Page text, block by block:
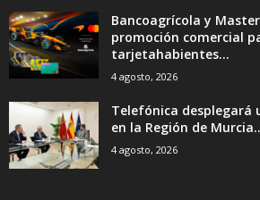
Bancoagrícola y
promoción comercial
tarjetahabientes...
4 agosto, 2026
Telefónica desplegará
en la Región de
4 agosto, 2026